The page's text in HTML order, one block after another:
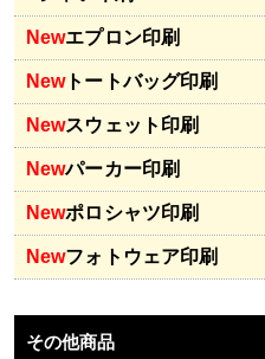
Newエプロン印刷
Newトートバッグ印刷
Newスウェット印刷
Newパーカー印刷
Newポロシャツ印刷
Newフォトウェア印刷
その他商品